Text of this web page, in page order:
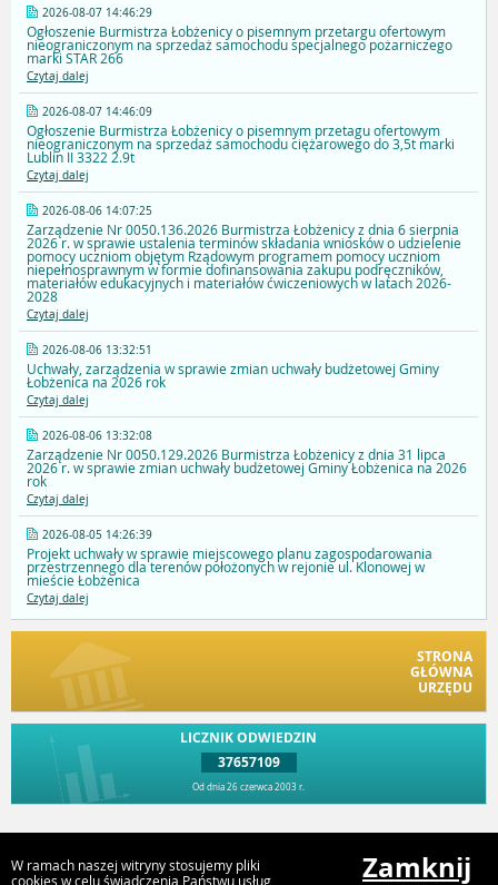
2026-08-07 14:46:29
Ogłoszenie Burmistrza Łobżenicy o pisemnym przetargu ofertowym
nieograniczonym na sprzedaż samochodu specjalnego pożarniczego
marki STAR 266
Czytaj dalej
2026-08-07 14:46:09
Ogłoszenie Burmistrza Łobżenicy o pisemnym przetagu ofertowym
nieograniczonym na sprzedaż samochodu ciężarowego do 3,5t marki
Lublin II 3322 2.9t
Czytaj dalej
2026-08-06 14:07:25
Zarządzenie Nr 0050.136.2026 Burmistrza Łobżenicy z dnia 6 sierpnia
2026 r. w sprawie ustalenia terminów składania wniosków o udzielenie
pomocy uczniom objętym Rządowym programem pomocy uczniom
niepełnosprawnym w formie dofinansowania zakupu podręczników,
materiałów edukacyjnych i materiałów ćwiczeniowych w latach 2026-
2028
Czytaj dalej
2026-08-06 13:32:51
Uchwały, zarządzenia w sprawie zmian uchwały budżetowej Gminy
Łobżenica na 2026 rok
Czytaj dalej
2026-08-06 13:32:08
Zarządzenie Nr 0050.129.2026 Burmistrza Łobżenicy z dnia 31 lipca
2026 r. w sprawie zmian uchwały budżetowej Gminy Łobżenica na 2026
rok
Czytaj dalej
2026-08-05 14:26:39
Projekt uchwały w sprawie miejscowego planu zagospodarowania
przestrzennego dla terenów położonych w rejonie ul. Klonowej w
mieście Łobżenica
Czytaj dalej
STRONA
GŁÓWNA
URZĘDU
LICZNIK ODWIEDZIN
37657109
Od dnia 26 czerwca 2003 r.
W ramach naszej witryny stosujemy pliki
cookies w celu świadczenia Państwu usług
Zamknij